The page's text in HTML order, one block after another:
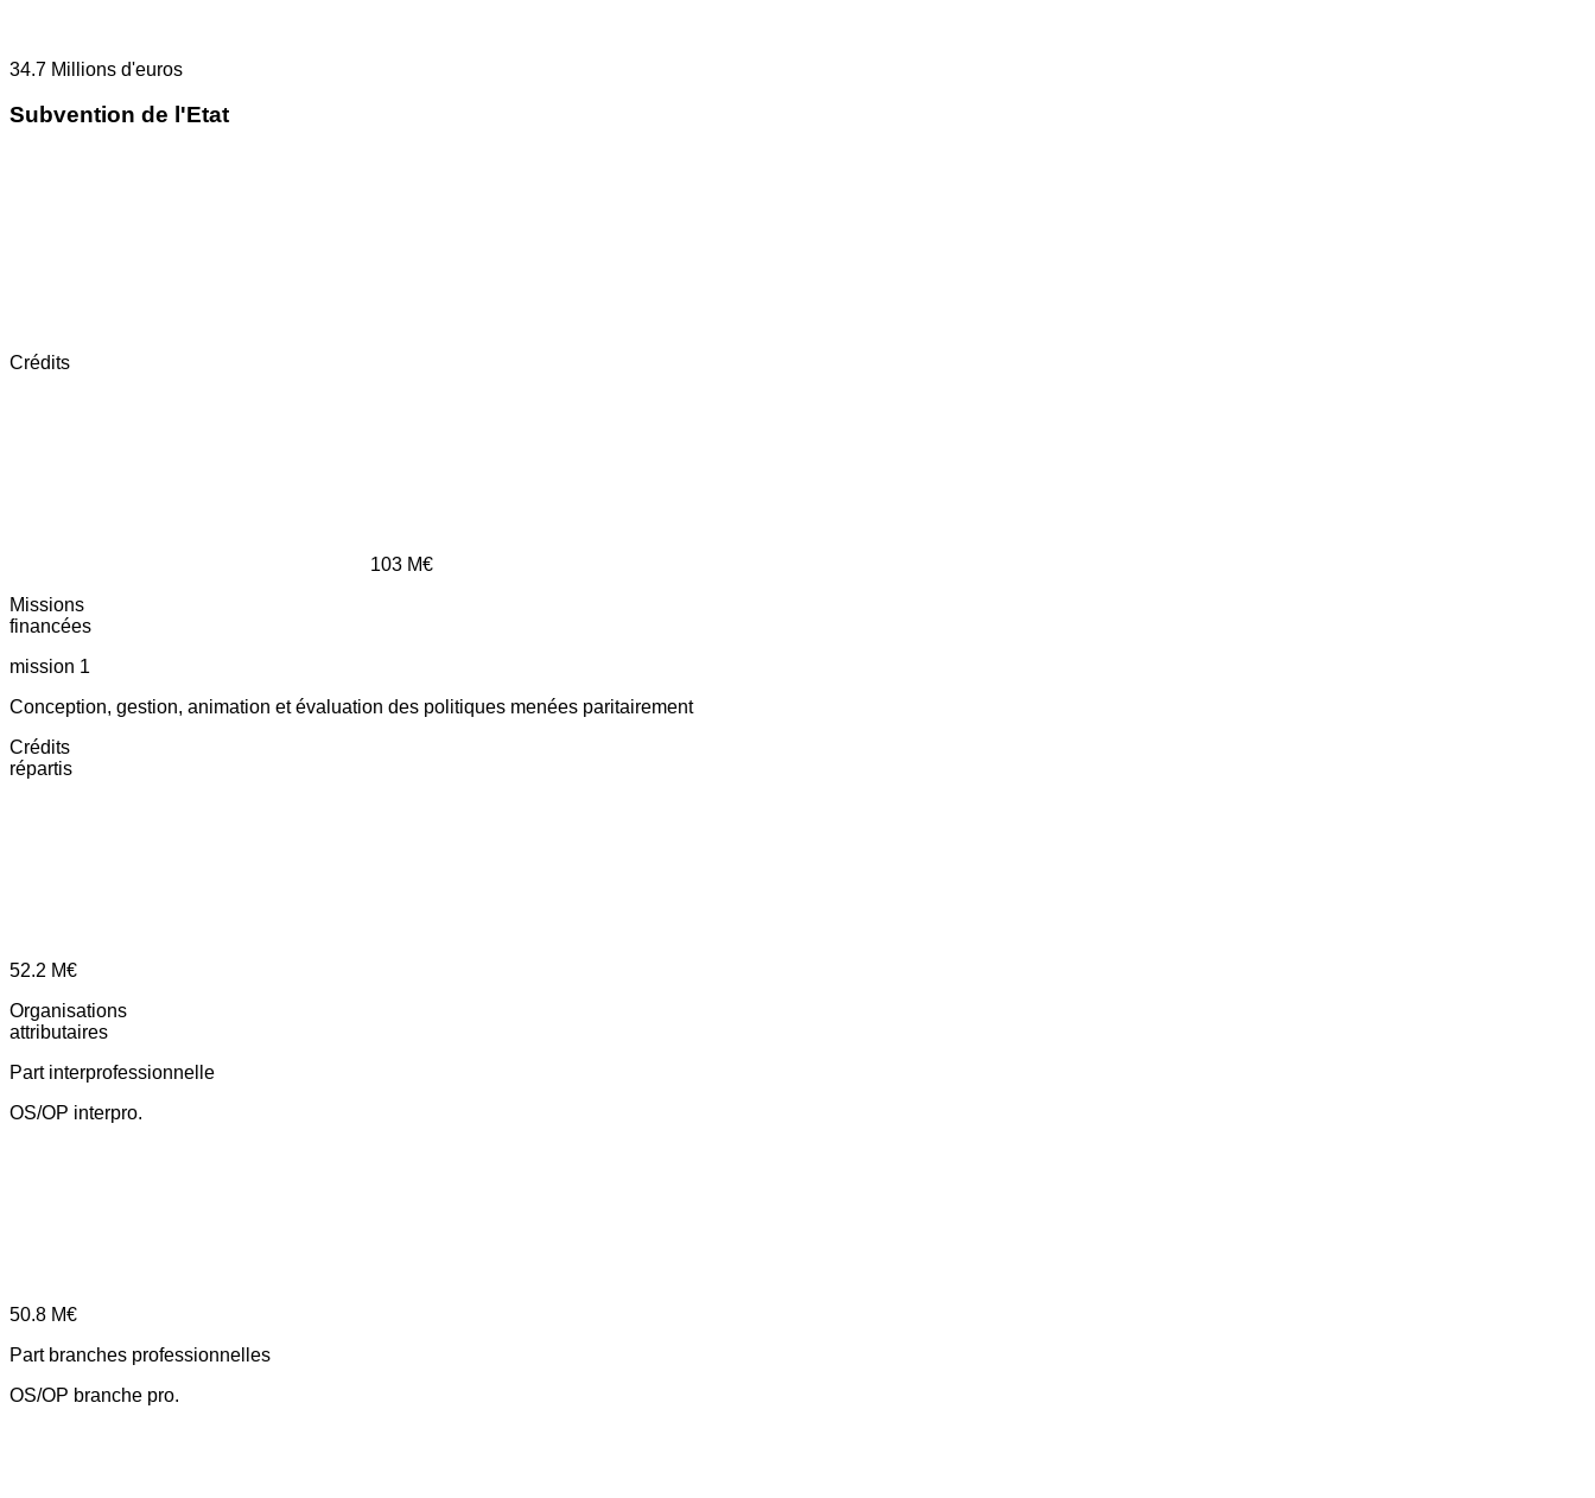
34.7 Millions d'euros
Subvention de l'Etat
Crédits
103 M€
Missions
financées
mission 1
Conception, gestion, animation et évaluation des politiques menées paritairement
Crédits
répartis
52.2 M€
Organisations
attributaires
Part interprofessionnelle
OS/OP interpro.
50.8 M€
Part branches professionnelles
OS/OP branche pro.